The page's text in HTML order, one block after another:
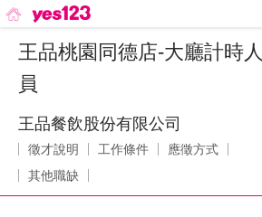
王品桃園同德店-大廳計時人
員
王品餐飲股份有限公司
徵才說明 工作條件
應徵方式
其他職缺